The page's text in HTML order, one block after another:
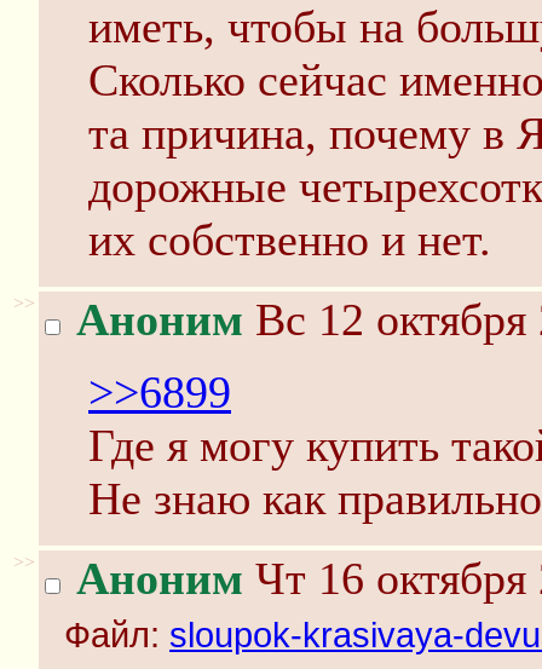
иметь, чтобы на
Сколько сейчас
та причина, почему в
дорожные
их собственно и нет.
>> Аноним Вс 12
>>6899
Где я могу купить
Не знаю как
>> Аноним Чт 16
Файл: sloupok-krasivaya-